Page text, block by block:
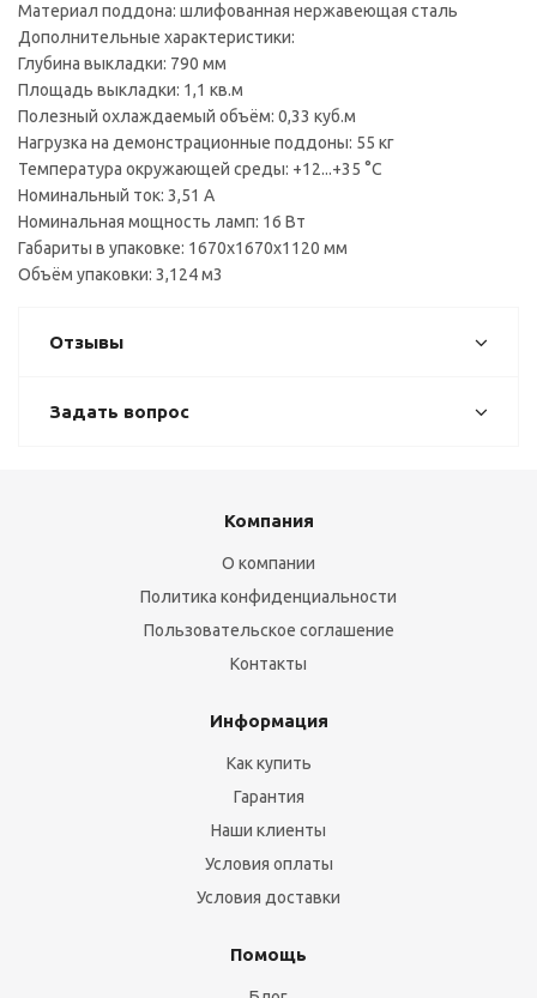
Материал поддона: шлифованная нержавеющая сталь
Дополнительные характеристики:
Глубина выкладки: 790 мм
Площадь выкладки: 1,1 кв.м
Полезный охлаждаемый объём: 0,33 куб.м
Нагрузка на демонстрационные поддоны: 55 кг
Температура окружающей среды: +12...+35 °С
Номинальный ток: 3,51 A
Номинальная мощность ламп: 16 Вт
Габариты в упаковке: 1670х1670х1120 мм
Объём упаковки: 3,124 м3
Отзывы
Задать вопрос
Компания
О компании
Политика конфиденциальности
Пользовательское соглашение
Контакты
Информация
Как купить
Гарантия
Наши клиенты
Условия оплаты
Условия доставки
Помощь